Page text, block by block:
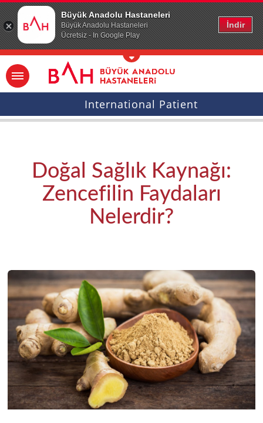
Büyük Anadolu Hastaneleri
Büyük Anadolu Hastaneleri
Ücretsiz - In Google Play
İndir
Ana icerige atla
International Patient
Doğal Sağlık Kaynağı:
Zencefilin Faydaları
Nelerdir?